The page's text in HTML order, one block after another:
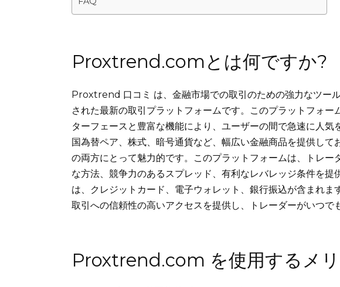
Proxtrend.comとは何ですか?
Proxtrend 口コミ は、金融市場での取引のための強力なツー
された最新の取引プラットフォームです。このプラットフォ
ターフェースと豊富な機能により、ユーザーの間で急速に人
国為替ペア、株式、暗号通貨など、幅広い金融商品を提供して
の両方にとって魅力的です。このプラットフォームは、トレ
な方法、競争力のあるスプレッド、有利なレバレッジ条件を提
は、クレジットカード、電子ウォレット、銀行振込が含まれ
取引への信頼性の高いアクセスを提供し、トレーダーがいつで
Proxtrend.com を使用するメリ